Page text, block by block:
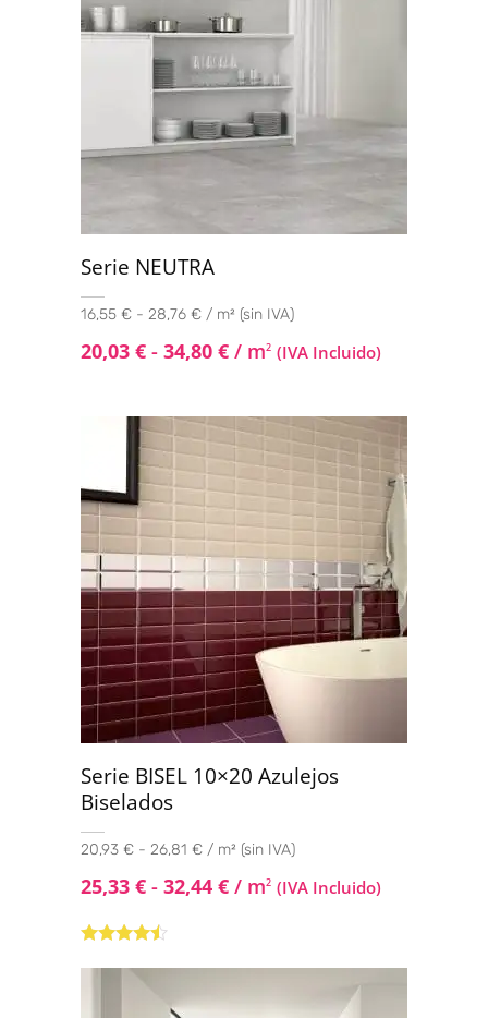
Serie NEUTRA
16,55 € - 28,76 € / m² (sin IVA)
20,03 € - 34,80 € / m2 (IVA Incluido)
Serie BISEL 10×20 Azulejos
Biselados
20,93 € - 26,81 € / m² (sin IVA)
25,33 € - 32,44 € / m2 (IVA Incluido)
con4.33